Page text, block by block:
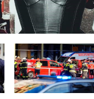
GJERMANI